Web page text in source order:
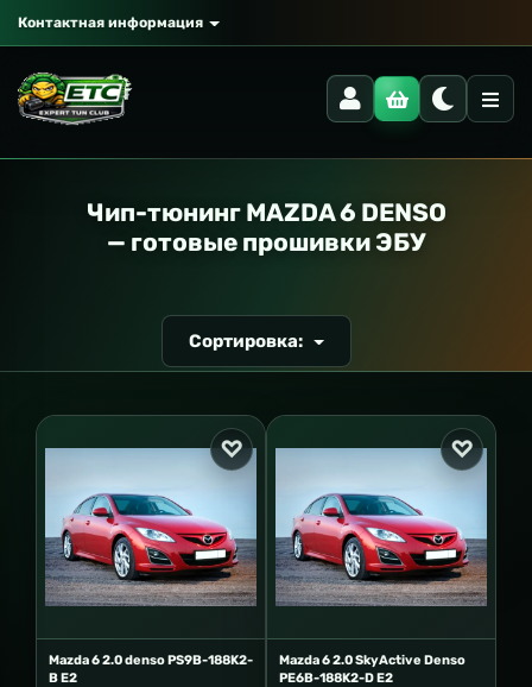
Контактная информация
Чип-тюнинг MAZDA 6 DENSO
— готовые прошивки ЭБУ
Сортировка:
Mazda 6 2.0 denso PS9B-188K2-
B E2
Mazda 6 2.0 SkyActive Denso
PE6B-188K2-D E2